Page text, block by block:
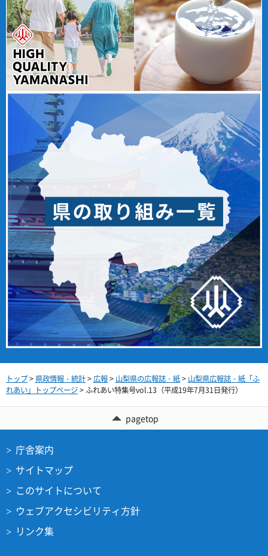
トップ> 県政情報・統計> 広報> 山梨県の広報誌・紙> 山梨県広報誌・紙「ふ
れあい」トップページ> ふれあい特集号vol.13（平成19年7月31日発行）
pagetop
庁舎案内
サイトマップ
このサイトについて
ウェブアクセシビリティ方針
リンク集